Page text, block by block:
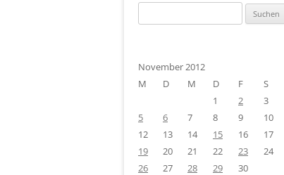
nach:
November 2012
M
D M D F S
1
2 3
5
6 7 8 9 10
12
13 14 15 16 17
19
20 21 22 23 24
26
27 28 29
30